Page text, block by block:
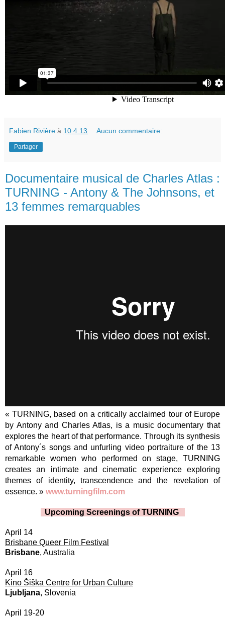
Fabien Rivière à 10.4.13 Aucun commentaire:
Partager
Documentaire musical de Charles Atlas :
TURNING - Antony & The Johnsons, et
13 femmes remarquables
« TURNING, based on a critically acclaimed tour of Europe
by Antony and Charles Atlas, is a music documentary that
explores the heart of that performance. Through its synthesis
of Antony´s songs and unfurling video portraiture of the 13
remarkable women who performed on stage, TURNING
creates an intimate and cinematic experience exploring
themes of identity, transcendence and the revelation of
essence. » www.turningfilm.com
Upcoming Screenings of TURNING
April 14
Brisbane Queer Film Festival
Brisbane, Australia
April 16
Kino Šiška Centre for Urban Culture
Ljubljana, Slovenia
April 19-20